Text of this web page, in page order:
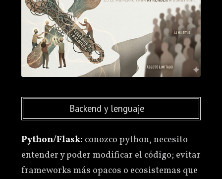
Backend y lenguaje
Python/Flask: conozco python, necesito
entender y poder modificar el código; evitar
frameworks más opacos o ecosistemas que